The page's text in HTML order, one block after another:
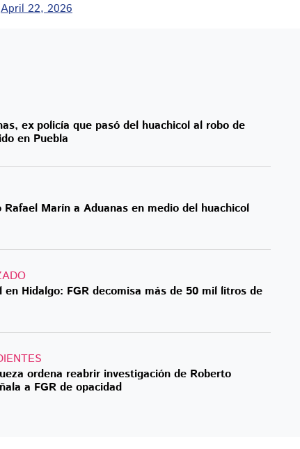
April 22, 2026
ex policía que pasó del huachicol al robo de
en Puebla
Rafael Marín a Aduanas en medio del huachicol
en Hidalgo: FGR decomisa más de 50 mil litros de
ordena reabrir investigación de Roberto
a FGR de opacidad